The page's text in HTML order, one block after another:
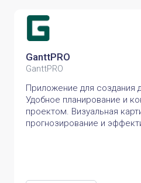
GanttPRO
GanttPRO
Приложение для создания
Удобное планирование и
проектом. Визуальная
прогнозирование и